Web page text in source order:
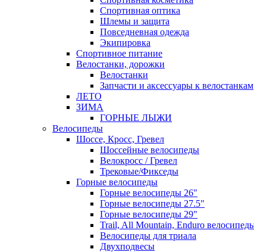
Спортивная оптика
Шлемы и защита
Повседневная одежда
Экипировка
Спортивное питание
Велостанки, дорожки
Велостанки
Запчасти и аксессуары к велостанкам
ЛЕТО
ЗИМА
ГОРНЫЕ ЛЫЖИ
Велосипеды
Шоссе, Кросс, Гревел
Шоссейные велосипеды
Велокросс / Гревел
Трековые/Фикседы
Горные велосипеды
Горные велосипеды 26"
Горные велосипеды 27.5"
Горные велосипеды 29"
Trail, All Mountain, Enduro
Велосипеды для триала
Двухподвесы